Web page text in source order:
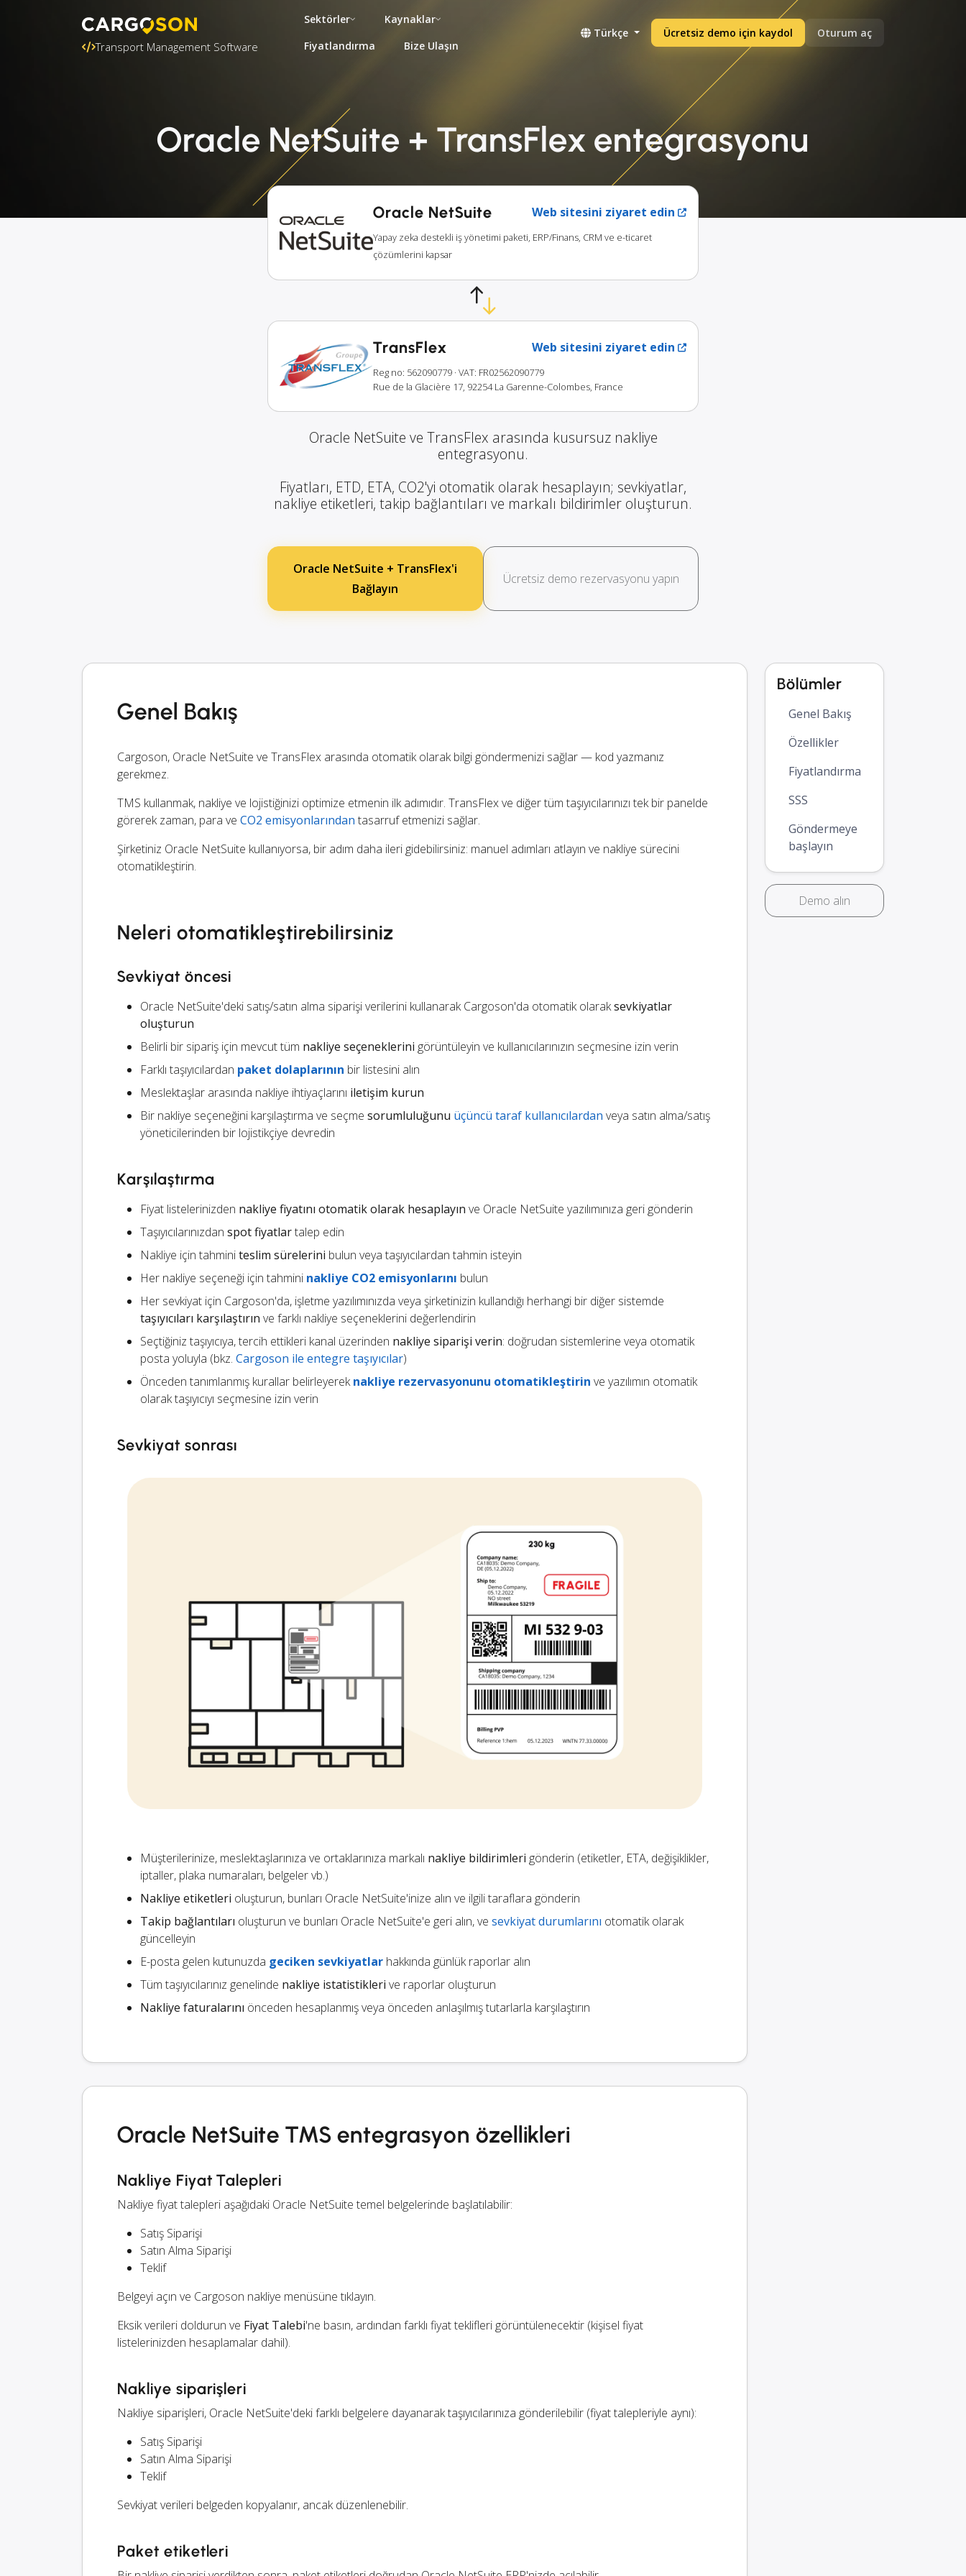
Transport Management Software
Sektörler
Kaynaklar
Fiyatlandırma
Bize Ulaşın
Türkçe Ücretsiz demo için kaydol Oturum aç
Oracle NetSuite + TransFlex entegrasyonu
Oracle NetSuite Web sitesini ziyaret edin
Yapay zeka destekli iş yönetimi paketi, ERP/Finans, CRM ve e-ticaret
çözümlerini kapsar
TransFlex Web sitesini ziyaret edin
Reg no: 562090779 · VAT: FR02562090779
Rue de la Glacière 17, 92254 La Garenne-Colombes, France
Oracle NetSuite ve TransFlex arasında kusursuz nakliye
entegrasyonu.
Fiyatları, ETD, ETA, CO2'yi otomatik olarak hesaplayın; sevkiyatlar,
nakliye etiketleri, takip bağlantıları ve markalı bildirimler oluşturun.
Oracle NetSuite + TransFlex'i
Bağlayın
Ücretsiz demo rezervasyonu yapın
Genel Bakış
Cargoson, Oracle NetSuite ve TransFlex arasında otomatik olarak bilgi göndermenizi sağlar — kod yazmanız
gerekmez.
TMS kullanmak, nakliye ve lojistiğinizi optimize etmenin ilk adımıdır. TransFlex ve diğer tüm taşıyıcılarınızı tek bir panelde
görerek zaman, para ve CO2 emisyonlarından tasarruf etmenizi sağlar.
Şirketiniz Oracle NetSuite kullanıyorsa, bir adım daha ileri gidebilirsiniz: manuel adımları atlayın ve nakliye sürecini
otomatikleştirin.
Neleri otomatikleştirebilirsiniz
Sevkiyat öncesi
Oracle NetSuite'deki satış/satın alma siparişi verilerini kullanarak Cargoson'da otomatik olaraksevkiyatlar
oluşturun
Belirli bir sipariş için mevcut tüm nakliye seçeneklerini görüntüleyin ve kullanıcılarınızın seçmesine izin verin
Farklı taşıyıcılardan paket dolaplarının bir listesini alın
Meslektaşlar arasında nakliye ihtiyaçlarını iletişim kurun
Bir nakliye seçeneğini karşılaştırma ve seçme sorumluluğunu üçüncü taraf kullanıcılardan veya satın alma/satış
yöneticilerinden bir lojistikçiye devredin
Karşılaştırma
Fiyat listelerinizden nakliye fiyatını otomatik olarak hesaplayın ve Oracle NetSuite yazılımınıza geri gönderin
Taşıyıcılarınızdan spot fiyatlartalep edin
Nakliye için tahminiteslim sürelerini bulun veya taşıyıcılardan tahmin isteyin
Her nakliye seçeneği için tahmini nakliye CO2 emisyonlarını bulun
Her sevkiyat için Cargoson'da, işletme yazılımınızda veya şirketinizin kullandığı herhangi bir diğer sistemde
taşıyıcıları karşılaştırın ve farklı nakliye seçeneklerini değerlendirin
Seçtiğiniz taşıyıcıya, tercih ettikleri kanal üzerinden nakliye siparişi verin: doğrudan sistemlerine veya otomatik
posta yoluyla (bkz. Cargoson ile entegre taşıyıcılar)
Önceden tanımlanmış kurallar belirleyereknakliye rezervasyonunu otomatikleştirin ve yazılımın otomatik
olarak taşıyıcıyı seçmesine izin verin
Sevkiyat sonrası
Müşterilerinize, meslektaşlarınıza ve ortaklarınıza markalı nakliye bildirimleri gönderin (etiketler, ETA, değişiklikler,
iptaller, plaka numaraları, belgeler vb.)
Nakliye etiketleri oluşturun, bunları Oracle NetSuite'inize alın ve ilgili taraflara gönderin
Takip bağlantıları oluşturun ve bunları Oracle NetSuite'e geri alın, ve sevkiyat durumlarını otomatik olarak
güncelleyin
E-posta gelen kutunuzda geciken sevkiyatlar hakkında günlük raporlar alın
Tüm taşıyıcılarınız genelinde nakliye istatistikleri ve raporlar oluşturun
Nakliye faturalarını önceden hesaplanmış veya önceden anlaşılmış tutarlarla karşılaştırın
Oracle NetSuite TMS entegrasyon özellikleri
Nakliye Fiyat Talepleri
Nakliye fiyat talepleri aşağıdaki Oracle NetSuite temel belgelerinde başlatılabilir:
Satış Siparişi
Satın Alma Siparişi
Teklif
Belgeyi açın ve Cargoson nakliye menüsüne tıklayın.
Eksik verileri doldurun ve Fiyat Talebi'ne basın, ardından farklı fiyat teklifleri görüntülenecektir (kişisel fiyat
listelerinizden hesaplamalar dahil).
Nakliye siparişleri
Nakliye siparişleri, Oracle NetSuite'deki farklı belgelere dayanarak taşıyıcılarınıza gönderilebilir (fiyat talepleriyle aynı):
Satış Siparişi
Satın Alma Siparişi
Teklif
Sevkiyat verileri belgeden kopyalanır, ancak düzenlenebilir.
Paket etiketleri
Bölümler
Genel Bakış
Özellikler
Fiyatlandırma
SSS
Göndermeye
başlayın
Demo alın